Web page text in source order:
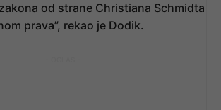
od strane Christiana Schmidta
prava”, rekao je Dodik.